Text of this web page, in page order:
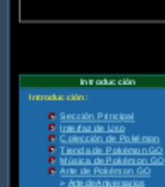
Introducción
Introducción:
Sección Principal
Interfaz de Uso
Colección de Pokémon
Tienda de Pokémon GO
Música de Pokémon GO
Arte de Pokémon GO
» Arte de Aniversarios